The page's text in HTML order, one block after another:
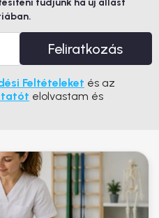
tudjunk ha új állást
Feliratkozás
Feltételeket és az
elolvastam és